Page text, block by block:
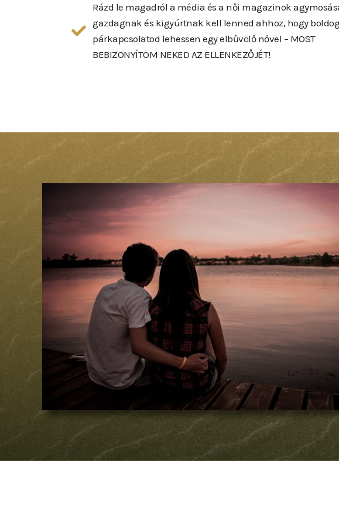
Rázd le magadról a média és a női magazinok
gazdagnak és kigyúrtnak kell lenned ahhoz, hogy boldog
párkapcsolatod lehessen egy elbűvölő nővel – MOST
BEBIZONYÍTOM NEKED AZ ELLENKEZŐJÉT!